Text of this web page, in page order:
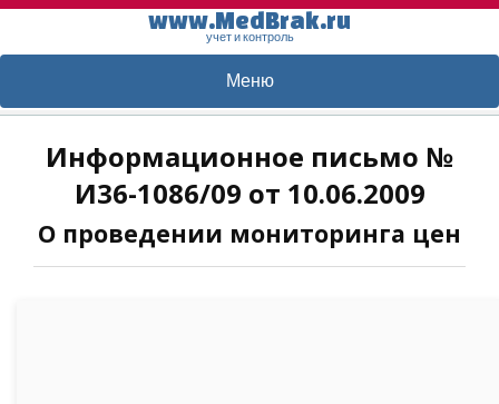
www.MedBrak.ru
учет и контроль
Меню
Информационное письмо №
И36-1086/09 от 10.06.2009
О проведении мониторинга цен